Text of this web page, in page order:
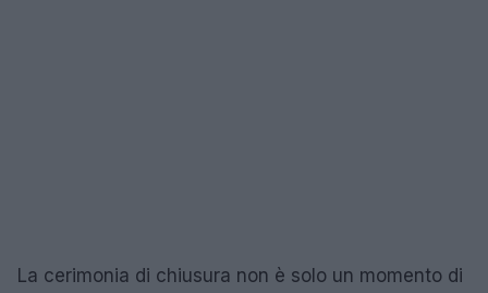
La cerimonia di chiusura non è solo un momento di